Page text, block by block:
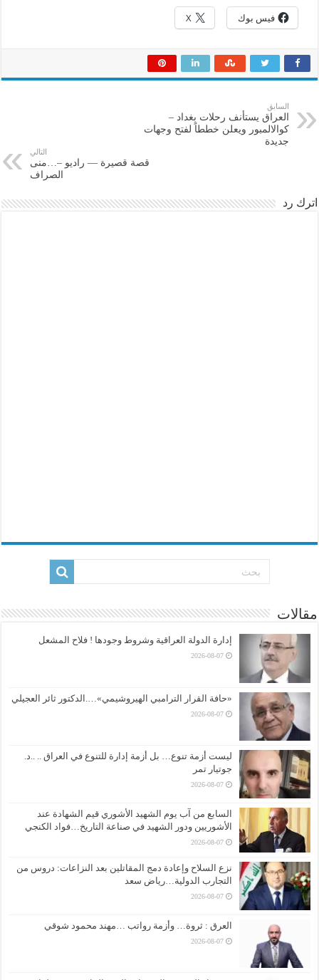
فيس بوك X
السابق
العراق يستأنف رحلات بغداد –
كوالالمبور ويعلن خططاً لفتح وجهات
جديدة
التالي
قصة قصيرة — راديو –…منى
الصراف
اترك رد
مقالات
إدارة الدولة العراقية وشروط وجودها ! فلاح المشعل
2026-08-07
«حافة القرار الترامبي الهيروشيمي»….الدكتور ثائر العجيلي
2026-08-07
ليست أزمة تنوع… بل أزمة إدارة للتنوع في العراق .. ..د.
جوتيار تمر
2026-08-07
السابع من آب يوم الشهيد الأشوري قيم الشهادة عند
الأشوريين ودور الشهيد في صناعة التاريخ…فواد الكنجي
2026-08-07
نزع السلاح وإعادة دمج المقاتلين بعد النزاعات: دروس من
التجارب الدولية…رياض سعد
2026-08-07
العرق : ثروة… وأزمة رواتب …مهند محمود شوقي
2026-08-07